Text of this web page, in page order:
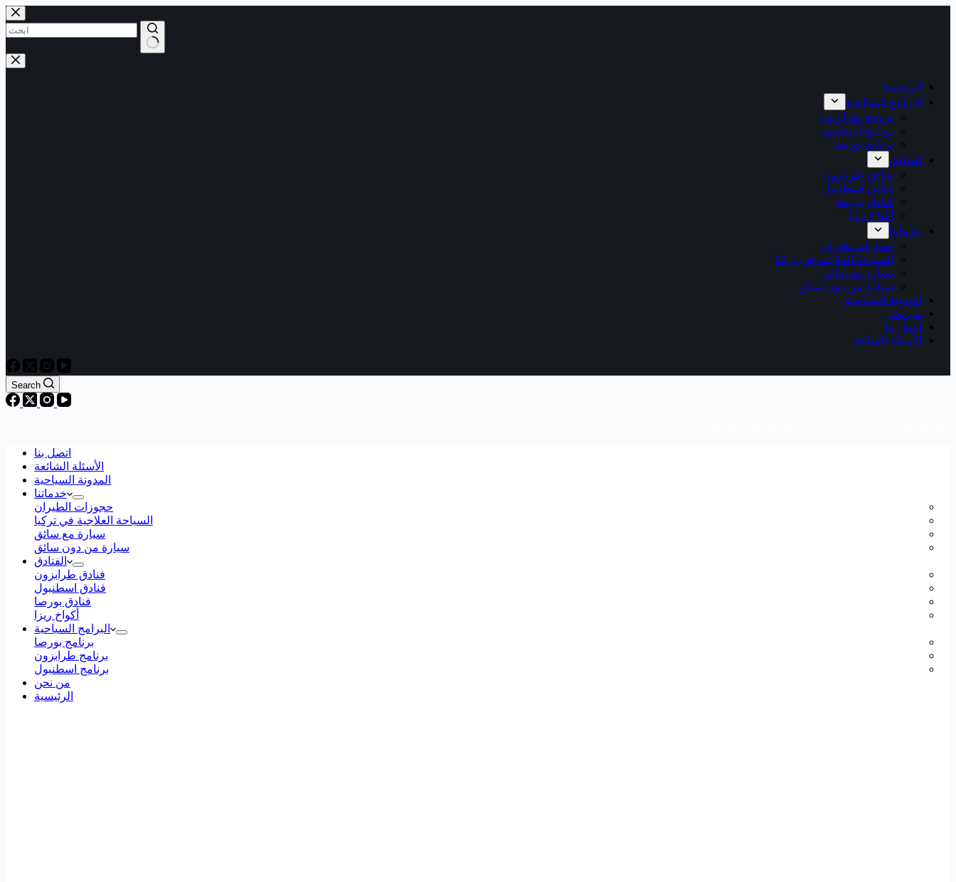
الرئيسية
البرامج السياحية
برنامج طرابزون
برنامج اسطنبول
برنامج بورصا
الفنادق
فنادق طرابزون
فنادق اسطنبول
فنادق بورصا
أكواخ ريزا
خدماتنا
حجوزات طيران
السياحة العلاجية في تركيا
سيارة مع سائق
سيارة من دون سائق
المدونة السياحية
من نحن
اتصل بنا
الأسئلة الشائعة
Search
اتصل بنا
الأسئلة الشائعة
المدونة السياحية
خدماتنا
حجوزات الطيران
السياحة العلاجية في تركيا
سيارة مع سائق
سيارة من دون سائق
الفنادق
فنادق طرابزون
فنادق اسطنبول
فنادق بورصا
أكواخ ريزا
البرامج السياحية
برنامج بورصا
برنامج طرابزون
برنامج اسطنبول
من نحن
الرئيسية